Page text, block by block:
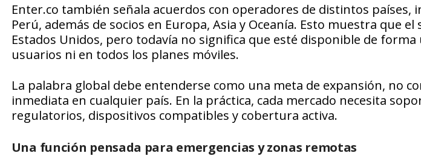
Enter.co también señala acuerdos con operadores de distintos países,
Perú, además de socios en Europa, Asia y Oceanía. Esto muestra que
Estados Unidos, pero todavía no significa que esté disponible de
usuarios ni en todos los planes móviles.
La palabra global debe entenderse como una meta de expansión, no
inmediata en cualquier país. En la práctica, cada mercado necesita
regulatorios, dispositivos compatibles y cobertura activa.
Una función pensada para emergencias y zonas remotas